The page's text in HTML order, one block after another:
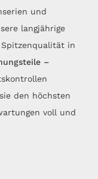
und
langjährige
in
–
den höchsten
voll und